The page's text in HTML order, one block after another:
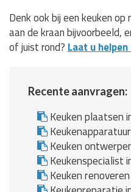
Denk ook bij een keuken
aan de kraan bijvoorbeeld,
of juist rond? Laat u
Recente aanvragen:
Keuken plaatsen
Keuken
Keukenspecialist
Keuken